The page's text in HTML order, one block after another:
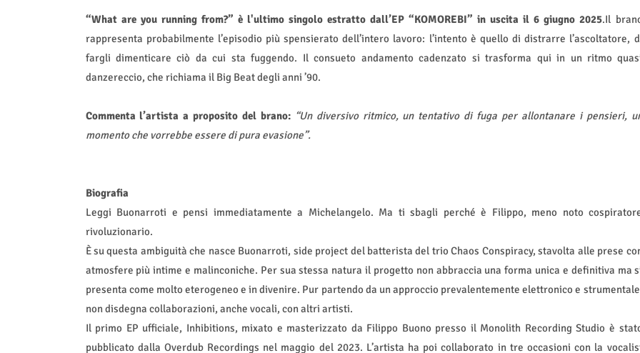
“What are you running from?” è l'ultimo singolo estratto dall’EP “KOMOREBI” in uscita il 6 giugno 2025.Il
rappresenta probabilmente l’episodio più spensierato dell’intero lavoro: l’intento è quello di distrarre l’ascoltatore,
fargli dimenticare ciò da cui sta fuggendo. Il consueto andamento cadenzato si trasforma qui in un ritmo
danzereccio, che richiama il Big Beat degli anni ’90.
Commenta l’artista a proposito del brano: “Un diversivo ritmico, un tentativo di fuga per allontanare i pensieri,
momento che vorrebbe essere di pura evasione”.
Biografia
Leggi Buonarroti e pensi immediatamente a Michelangelo. Ma ti sbagli perché è Filippo, meno noto
rivoluzionario.
È su questa ambiguità che nasce Buonarroti, side project del batterista del trio Chaos Conspiracy, stavolta alle prese
atmosfere più intime e malinconiche. Per sua stessa natura il progetto non abbraccia una forma unica e definitiva ma
presenta come molto eterogeneo e in divenire. Pur partendo da un approccio prevalentemente elettronico e
non disdegna collaborazioni, anche vocali, con altri artisti.
Il primo EP ufficiale, Inhibitions, mixato e masterizzato da Filippo Buono presso il Monolith Recording Studio è
pubblicato dalla Overdub Recordings nel maggio del 2023. L’artista ha poi collaborato in tre occasioni con la